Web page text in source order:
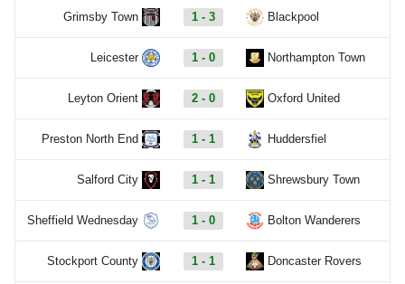
Grimsby Town 1 - 3 Blackpool
Leicester 1 - 0 Northampton Town
Leyton Orient 2 - 0 Oxford United
Preston North End 1 - 1 Huddersfiel
Salford City 1 - 1 Shrewsbury Town
Sheffield Wednesday 1 - 0 Bolton Wanderers
Stockport County 1 - 1 Doncaster Rovers